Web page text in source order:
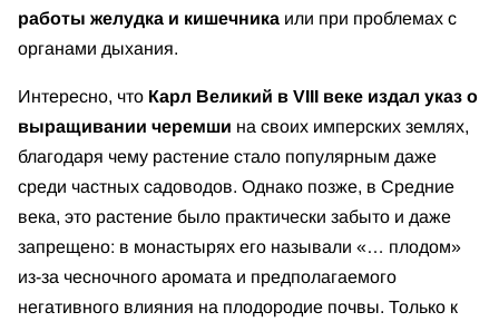
работы желудка и кишечника или при проблемах с
органами дыхания.
Интересно, что Карл Великий в VIII веке издал указ о
выращивании черемши на своих имперских землях,
благодаря чему растение стало популярным даже
среди частных садоводов. Однако позже, в Средние
века, это растение было практически забыто и даже
запрещено: в монастырях его называли «… плодом»
из-за чесночного аромата и предполагаемого
негативного влияния на плодородие почвы. Только к